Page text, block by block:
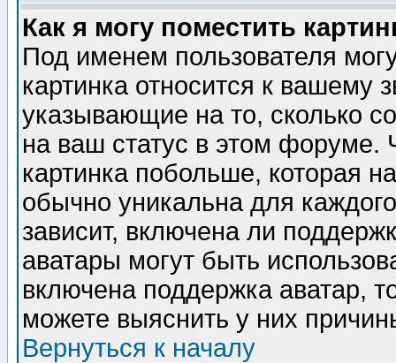
Как я могу поместить
Под именем пользователя
картинка относится к вашему
указывающие на то, сколько
на ваш статус в этом форуме.
картинка побольше, которая
обычно уникальна для
зависит, включена ли
аватары могут быть
включена поддержка аватар,
можете выяснить у них
Вернуться к началу